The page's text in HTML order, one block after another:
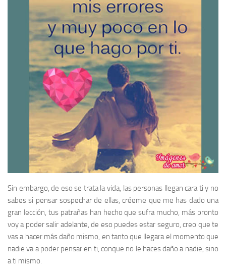
Sin embargo, de eso se trata la vida, las personas llegan cara ti y no
sabes si pensar sospechar de ellas, créeme que me has dado una
gran lección, tus patrañas han hecho que sufra mucho, más pronto
voy a poder salir adelante, de eso puedes estar seguro, creo que te
vas a hacer más daño mismo, en tanto que llegara el momento que
nadie va a poder pensar en ti, conque no le haces daño a nadie, sino
a ti mismo.